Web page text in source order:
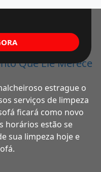
Que Ele Merece
estrague o
serviços de limpeza
ficará como novo
horários estão se
sua limpeza hoje e